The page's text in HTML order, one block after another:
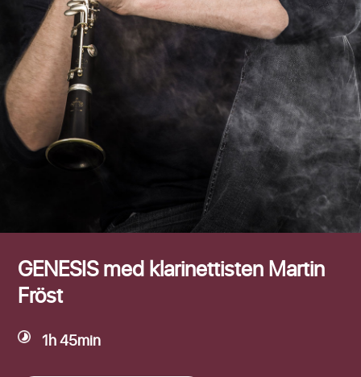
Efternamn
GENESIS med klarinettisten Martin
Fröst
1h 45min